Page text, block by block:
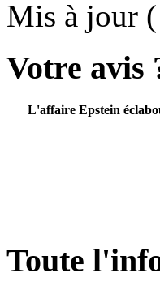
Mis à jour
Votre avis
L'affaire Epstein
Toute